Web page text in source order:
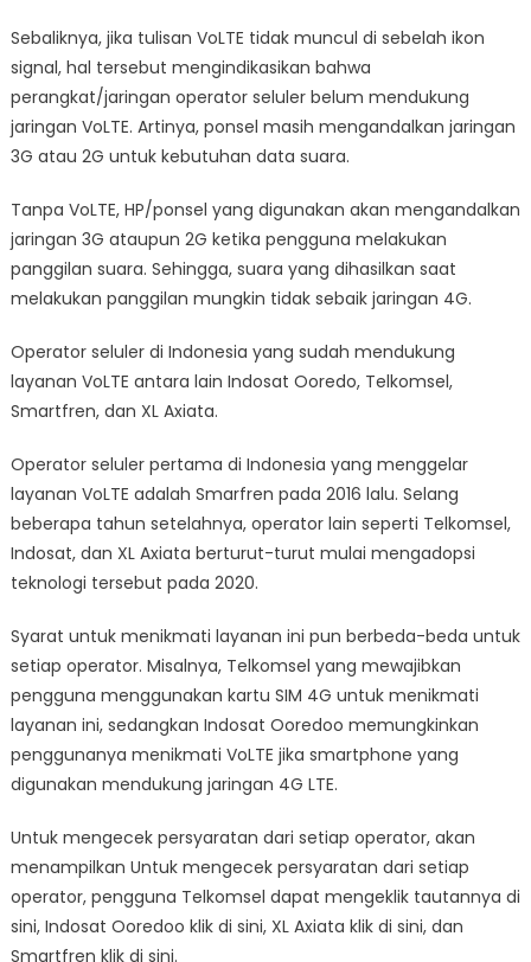
Sebaliknya, jika tulisan VoLTE tidak muncul di sebelah ikon
signal, hal tersebut mengindikasikan bahwa
perangkat/jaringan operator seluler belum mendukung
jaringan VoLTE. Artinya, ponsel masih mengandalkan jaringan
3G atau 2G untuk kebutuhan data suara.
Tanpa VoLTE, HP/ponsel yang digunakan akan mengandalkan
jaringan 3G ataupun 2G ketika pengguna melakukan
panggilan suara. Sehingga, suara yang dihasilkan saat
melakukan panggilan mungkin tidak sebaik jaringan 4G.
Operator seluler di Indonesia yang sudah mendukung
layanan VoLTE antara lain Indosat Ooredo, Telkomsel,
Smartfren, dan XL Axiata.
Operator seluler pertama di Indonesia yang menggelar
layanan VoLTE adalah Smarfren pada 2016 lalu. Selang
beberapa tahun setelahnya, operator lain seperti Telkomsel,
Indosat, dan XL Axiata berturut-turut mulai mengadopsi
teknologi tersebut pada 2020.
Syarat untuk menikmati layanan ini pun berbeda-beda untuk
setiap operator. Misalnya, Telkomsel yang mewajibkan
pengguna menggunakan kartu SIM 4G untuk menikmati
layanan ini, sedangkan Indosat Ooredoo memungkinkan
penggunanya menikmati VoLTE jika smartphone yang
digunakan mendukung jaringan 4G LTE.
Untuk mengecek persyaratan dari setiap operator, akan
menampilkan Untuk mengecek persyaratan dari setiap
operator, pengguna Telkomsel dapat mengeklik tautannya di
sini, Indosat Ooredoo klik di sini, XL Axiata klik di sini, dan
Smartfren klik di sini.